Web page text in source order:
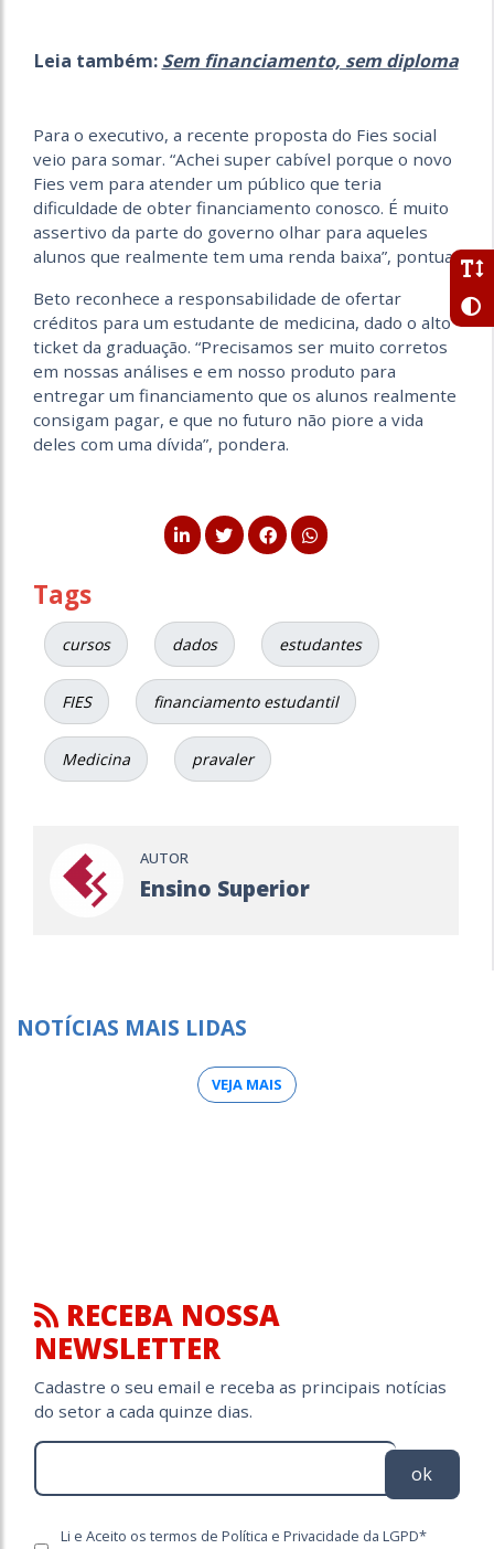
Leia também: Sem financiamento, sem diploma
Para o executivo, a recente proposta do Fies social
veio para somar. “Achei super cabível porque o novo
Fies vem para atender um público que teria
dificuldade de obter financiamento conosco. É muito
assertivo da parte do governo olhar para aqueles
alunos que realmente tem uma renda baixa”, pontua.
Beto reconhece a responsabilidade de ofertar
créditos para um estudante de medicina, dado o alto
ticket da graduação. “Precisamos ser muito corretos
em nossas análises e em nosso produto para
entregar um financiamento que os alunos realmente
consigam pagar, e que no futuro não piore a vida
deles com uma dívida”, pondera.
Tags
cursos dados estudantes
FIES financiamento estudantil
Medicina pravaler
AUTOR
Ensino Superior
NOTÍCIAS MAIS LIDAS
VEJA MAIS
RECEBA NOSSA
NEWSLETTER
Cadastre o seu email e receba as principais notícias
do setor a cada quinze dias.
ok
Li e Aceito os termos de Política e Privacidade da LGPD*